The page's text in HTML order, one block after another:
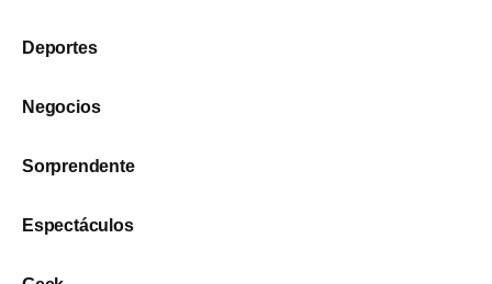
Deportes
Negocios
Sorprendente
Espectáculos